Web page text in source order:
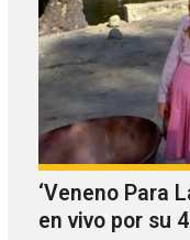
‘Veneno Para
en vivo por su